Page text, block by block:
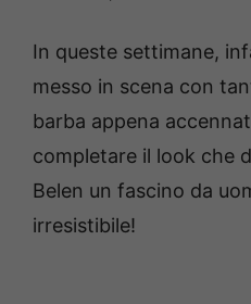
In queste settimane,
messo in scena con
barba appena
completare il look che
Belen un fascino da
irresistibile!